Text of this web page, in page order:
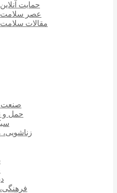
حمایت آنلاین
عصر سلامت
مقالات سلامت
صنعت
حمل و